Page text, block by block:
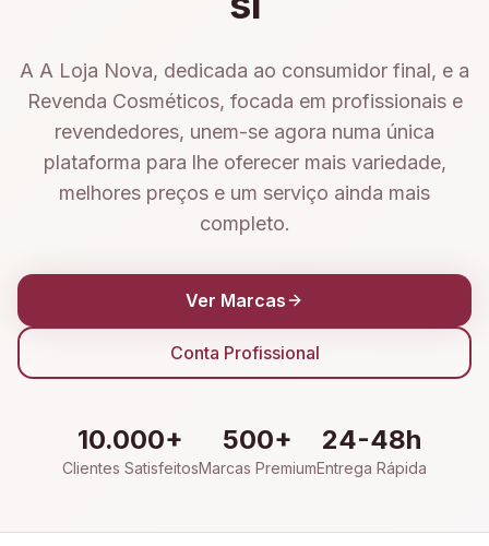
A A Loja Nova, dedicada ao consumidor final, e a
Revenda Cosméticos, focada em profissionais e
revendedores, unem-se agora numa única
plataforma para lhe oferecer mais variedade,
melhores preços e um serviço ainda mais
completo.
Ver Marcas
Conta Profissional
10.000+
Clientes Satisfeitos
500+
Marcas Premium
24-48h
Entrega Rápida